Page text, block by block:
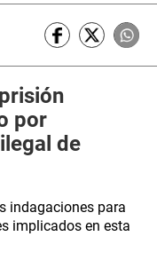
por
de
indagaciones para
implicados en esta